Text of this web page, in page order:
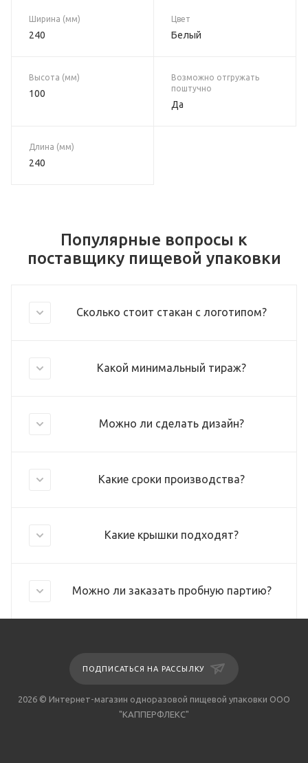
Ширина (мм)
240
Цвет
Белый
Высота (мм)
100
Возможно отгружать
поштучно
Да
Длина (мм)
240
Популярные вопросы к
поставщику пищевой упаковки
Сколько стоит стакан с логотипом?
Какой минимальный тираж?
Можно ли сделать дизайн?
Какие сроки производства?
Какие крышки подходят?
Можно ли заказать пробную партию?
ПОДПИСАТЬСЯ НА РАССЫЛКУ
2026 © Интернет-магазин одноразовой пищевой упаковки ООО
"КАППЕРФЛЕКС"